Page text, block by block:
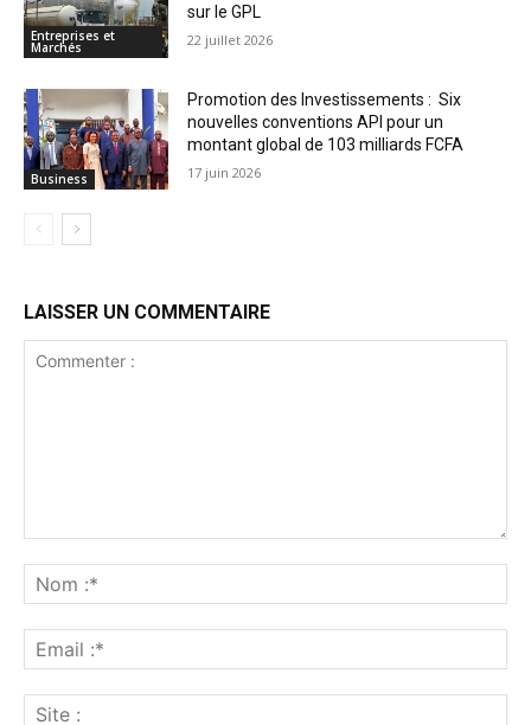
Entreprises et
Marchés
sur le GPL
22 juillet 2026
Business
Promotion des Investissements : Six
nouvelles conventions API pour un
montant global de 103 milliards FCFA
17 juin 2026
LAISSER UN COMMENTAIRE
:*
:*